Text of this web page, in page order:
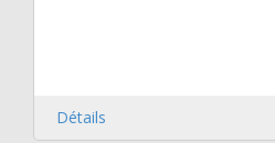
Détails